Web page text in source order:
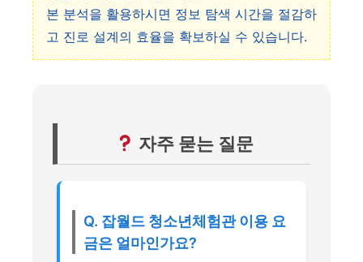
본 분석을 활용하시면 정보 탐색 시간을 절감하
고 진로 설계의 효율을 확보하실 수 있습니다.
자주 묻는 질문
Q. 잡월드 청소년체험관 이용 요
금은 얼마인가요?